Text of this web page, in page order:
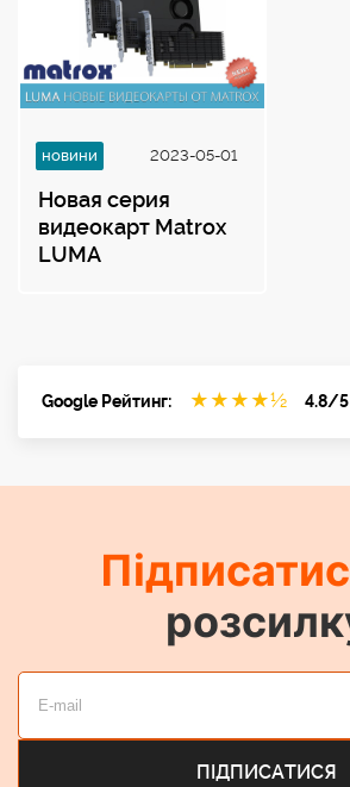
новини 2023-05-01
Новая серия
видеокарт Matrox
LUMA
Google Рейтинг: ★ ★ ★ ★½ 4.8/5